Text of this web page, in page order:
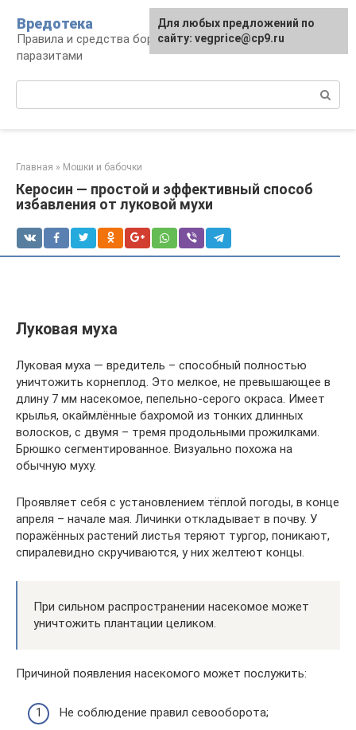
контенту
Вредотека
Правила и средства борьбы с вредителями и
паразитами
Главная » Мошки и бабочки
Керосин — простой и эффективный способ
избавления от луковой мухи
Луковая муха
Луковая муха — вредитель – способный полностью
уничтожить корнеплод. Это мелкое, не превышающее в
длину 7 мм насекомое, пепельно-серого окраса. Имеет
крылья, окаймлённые бахромой из тонких длинных
волосков, с двумя – тремя продольными прожилками.
Брюшко сегментированное. Визуально похожа на
обычную муху.
Проявляет себя с установлением тёплой погоды, в конце
апреля – начале мая. Личинки откладывает в почву. У
поражённых растений листья теряют тургор, поникают,
спиралевидно скручиваются, у них желтеют концы.
При сильном распространении насекомое может
уничтожить плантации целиком.
Причиной появления насекомого может послужить:
Не соблюдение правил севооборота;
Для любых предложений по
сайту: vegprice@cp9.ru